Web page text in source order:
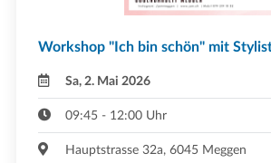
Workshop "Ich bin schön" mit
Sa, 2. Mai 2026
09:45 - 12:00 Uhr
Hauptstrasse 32a, 6045 Meggen